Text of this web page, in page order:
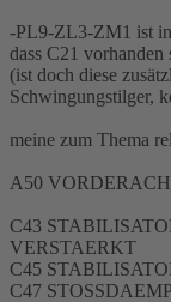
-PL9-ZL3-ZM1 ist
dass C21 vorhanden
(ist doch diese
Schwingungstilger,
meine zum Thema
A50
C43
VERSTAERKT
C45
C47